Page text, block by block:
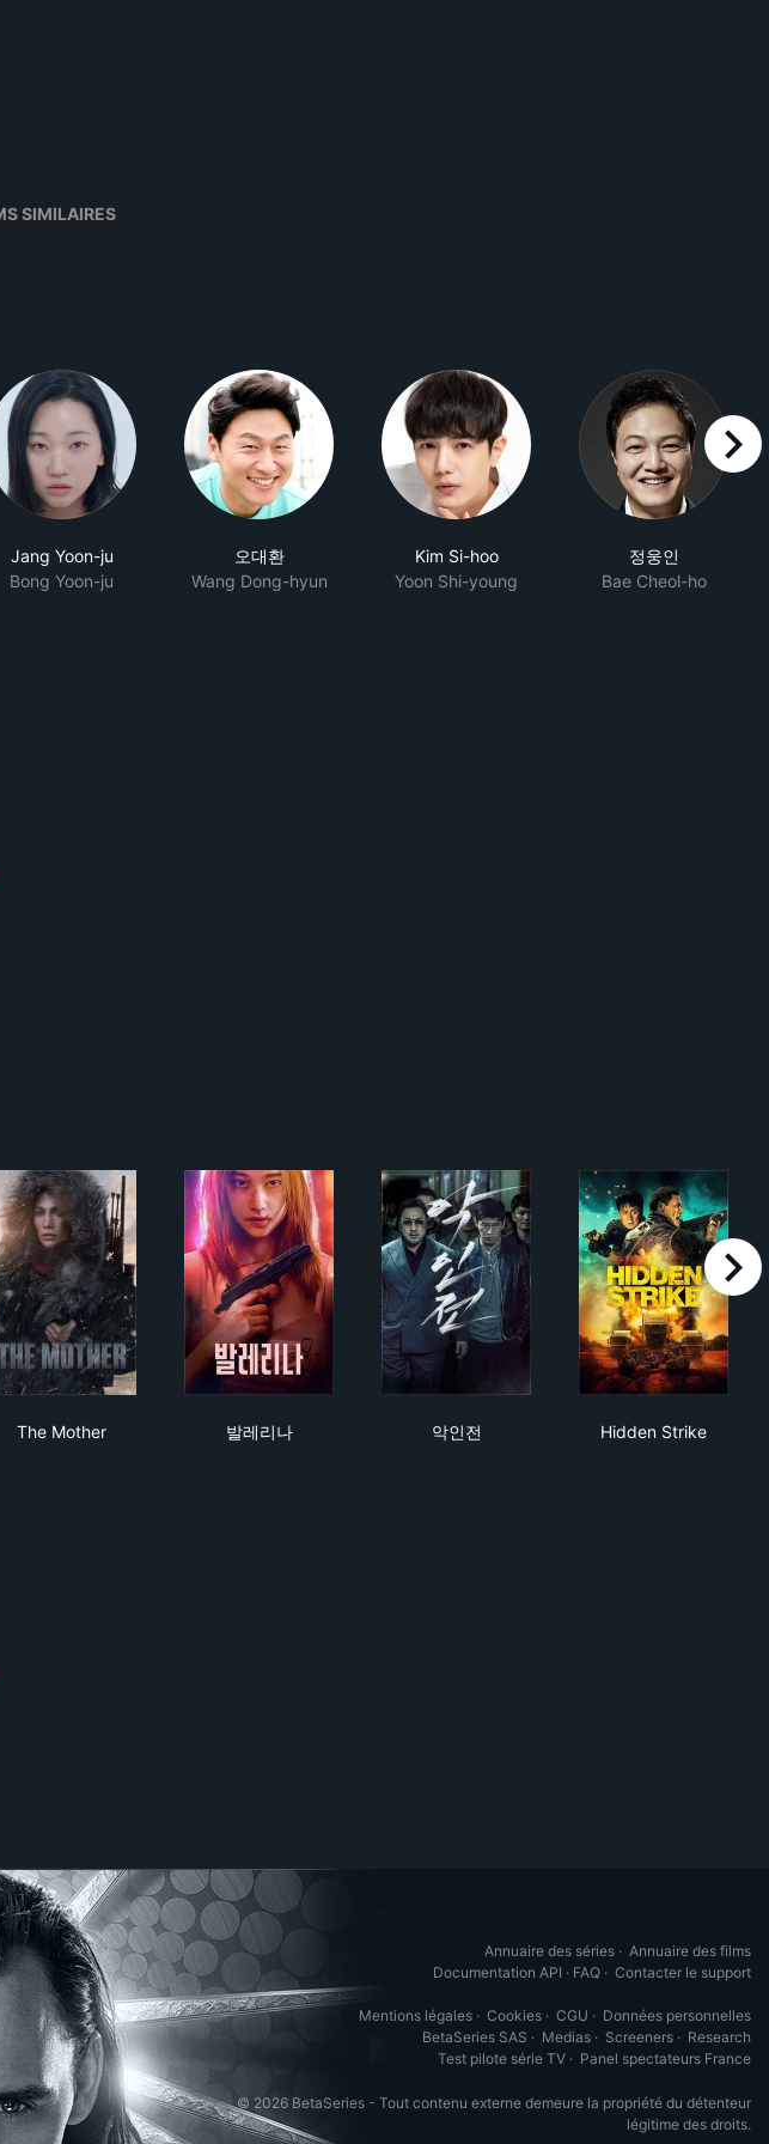
SIMILAIRES
Jang Yoon-ju
Bong Yoon-ju
오대환
Wang Dong-hyun
Kim Si-hoo
Yoon Shi-young
정웅인
Bae Cheol-ho
right
The Mother
발레리나
악인전
Hidden Strike
right
Annuaire des séries · Annuaire des films
Documentation API · FAQ · Contacter le support
Mentions légales · Cookies · CGU · Données personnelles
BetaSeries SAS · Medias · Screeners · Research
Test pilote série TV · Panel spectateurs France
© 2026 BetaSeries - Tout contenu externe demeure la propriété du détenteur
légitime des droits.